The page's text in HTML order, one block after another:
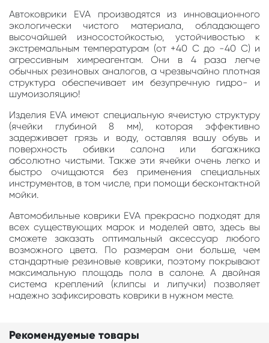
Автоковрики EVA производятся из инновационного
экологически чистого материала, обладающего
высочайшей износостойкостью, устойчивостью к
экстремальным температурам (от +40 С до -40 С) и
агрессивным химреагентам. Они в 4 раза легче
обычных резиновых аналогов, а чрезвычайно плотная
структура обеспечивает им безупречную гидро- и
шумоизоляцию!
Изделия EVA имеют специальную ячеистую структуру
(ячейки глубиной 8 мм), которая эффективно
задерживает грязь и воду, оставляя вашу обувь и
поверхность обивки салона или багажника
абсолютно чистыми. Также эти ячейки очень легко и
быстро очищаются без применения специальных
инструментов, в том числе, при помощи бесконтактной
мойки.
Автомобильные коврики EVA прекрасно подходят для
всех существующих марок и моделей авто, здесь вы
сможете заказать оптимальный аксессуар любого
возможного цвета. По размерам они больше, чем
стандартные резиновые коврики, поэтому покрывают
максимальную площадь пола в салоне. А двойная
система креплений (клипсы и липучки) позволяет
надежно зафиксировать коврики в нужном месте.
Рекомендуемые товары